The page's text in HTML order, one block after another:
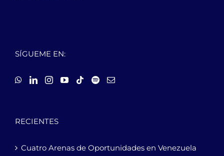
SÍGUEME EN:
RECIENTES
Cuatro Arenas de Oportunidades en Venezuela